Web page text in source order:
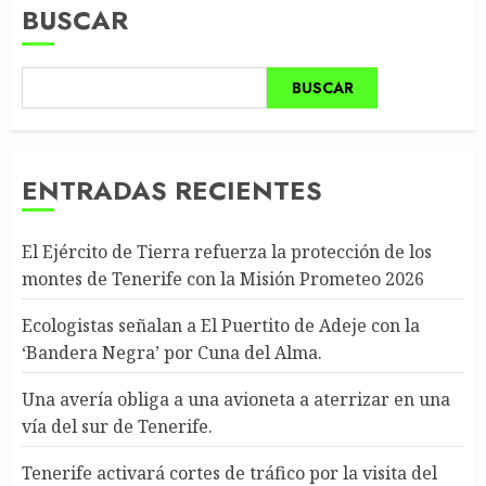
BUSCAR
BUSCAR
ENTRADAS RECIENTES
El Ejército de Tierra refuerza la protección de los
montes de Tenerife con la Misión Prometeo 2026
Ecologistas señalan a El Puertito de Adeje con la
‘Bandera Negra’ por Cuna del Alma.
Una avería obliga a una avioneta a aterrizar en una
vía del sur de Tenerife.
Tenerife activará cortes de tráfico por la visita del